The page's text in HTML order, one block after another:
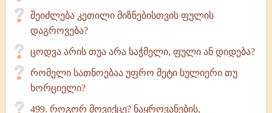
შეიძლება კეთილი მიზნებისთვის ფულის
დაგროვება?
ცოდვა არის თუა არა საჭმელი, ფული ან დიდება?
რომელი სათნოებაა უფრო მეტი­ სულიერი თუ
ხორციელი?
499. როგორ მოვიქცე? ნაყროვანების,